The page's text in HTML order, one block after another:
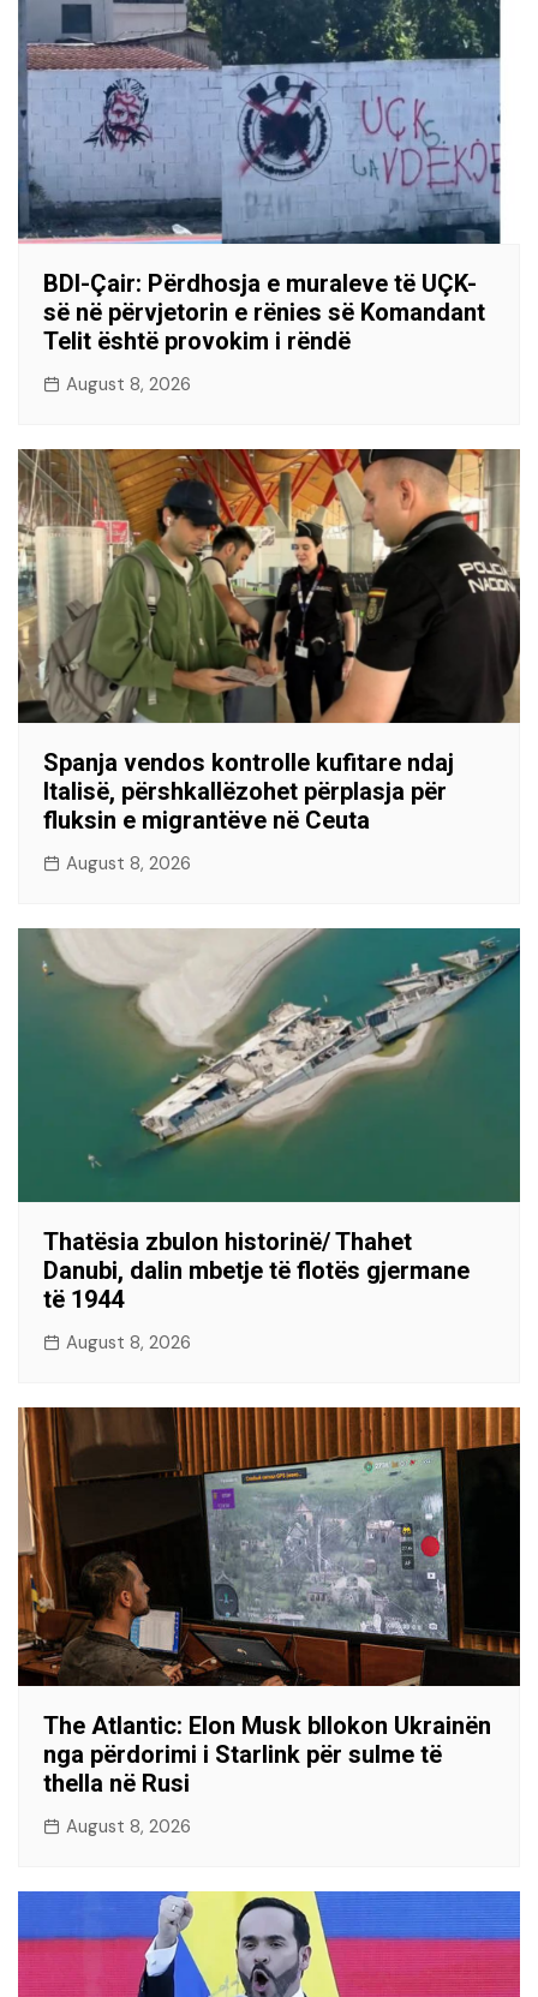
BDI-Çair: Përdhosja e muraleve të UÇK-
së në përvjetorin e rënies së Komandant
Telit është provokim i rëndë
August 8, 2026
Spanja vendos kontrolle kufitare ndaj
Italisë, përshkallëzohet përplasja për
fluksin e migrantëve në Ceuta
August 8, 2026
Thatësia zbulon historinë/ Thahet
Danubi, dalin mbetje të flotës gjermane
të 1944
August 8, 2026
The Atlantic: Elon Musk bllokon Ukrainën
nga përdorimi i Starlink për sulme të
thella në Rusi
August 8, 2026